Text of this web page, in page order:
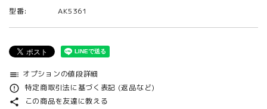
型番: AK5361
toc オプションの値段詳細
error_outline 特定商取引法に基づく表記 (返品など)
share この商品を友達に教える